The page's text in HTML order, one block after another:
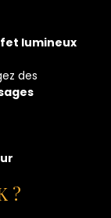
lumineux
des
?